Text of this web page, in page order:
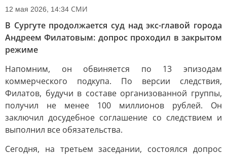
12 мая 2026, 14:34 СМИ
В Сургуте продолжается суд над экс-главой города
Андреем Филатовым: допрос проходил в закрытом
режиме
Напомним, он обвиняется по 13 эпизодам
коммерческого подкупа. По версии следствия,
Филатов, будучи в составе организованной группы,
получил не менее 100 миллионов рублей. Он
заключил досудебное соглашение со следствием и
выполнил все обязательства.
Сегодня, на третьем заседании, состоялся допрос